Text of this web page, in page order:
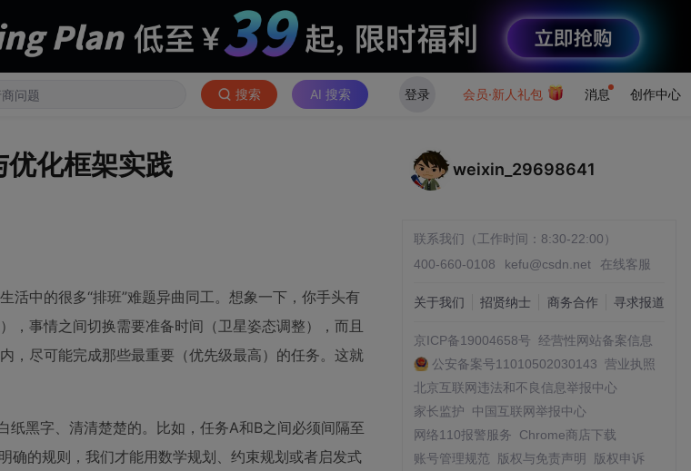
搜索 AI 搜索 登录 会员·新人礼包 消息 创作中心
化框架实践
中的很多“排班”难题异曲同工。想象一下，你手头有
，事情之间切换需要准备时间（卫星姿态调整），而且
，尽可能完成那些最重要（优先级最高）的任务。这就
纸黑字、清清楚楚的。比如，任务A和B之间必须间隔至
确的规则，我们才能用数学规划、约束规划或者启发式
weixin_29698641
联系我们（工作时间：8:30-22:00）
400-660-0108
kefu@csdn.net 在线客服
关于我们 招贤纳士 商务合作 寻求报道
京ICP备19004658号 经营性网站备案信息
公安备案号11010502030143 营业执照
北京互联网违法和不良信息举报中心
家长监护
中国互联网举报中心
网络110报警服务
Chrome商店下载
账号管理规范
版权与免责声明
版权申诉